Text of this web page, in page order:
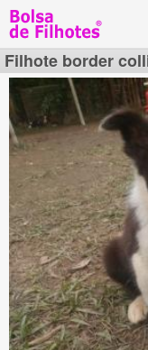
Filhote border